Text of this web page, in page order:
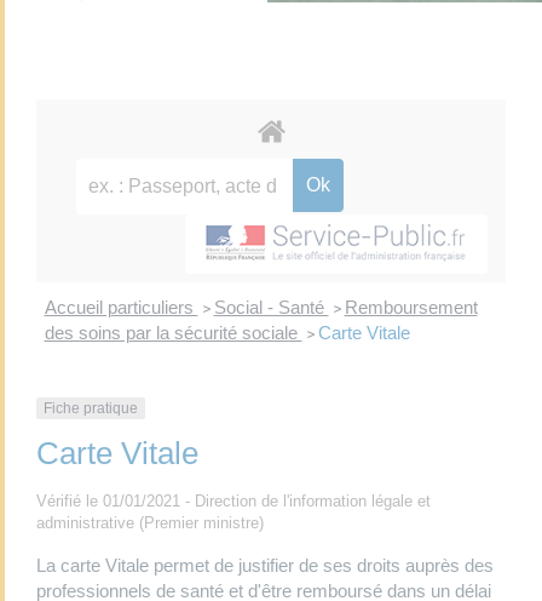
Accueil particuliers > Social - Santé > Remboursement
des soins par la sécurité sociale > Carte Vitale
Fiche pratique
Carte Vitale
Vérifié le 01/01/2021 - Direction de l'information légale et
administrative (Premier ministre)
La carte Vitale permet de justifier de ses droits auprès des
professionnels de santé et d'être remboursé dans un délai